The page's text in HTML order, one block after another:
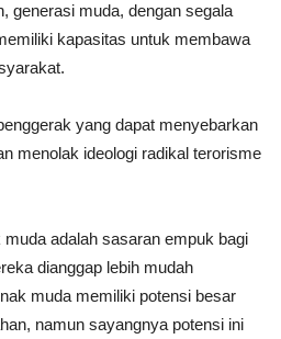
generasi muda, dengan segala
kapasitas untuk membawa
yang dapat menyebarkan
menolak ideologi radikal terorisme
adalah sasaran empuk bagi
dianggap lebih mudah
muda memiliki potensi besar
namun sayangnya potensi ini